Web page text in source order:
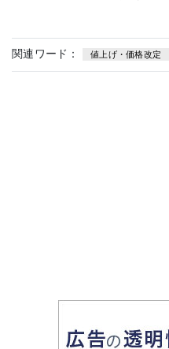
関連ワード： 値上げ・価格改定